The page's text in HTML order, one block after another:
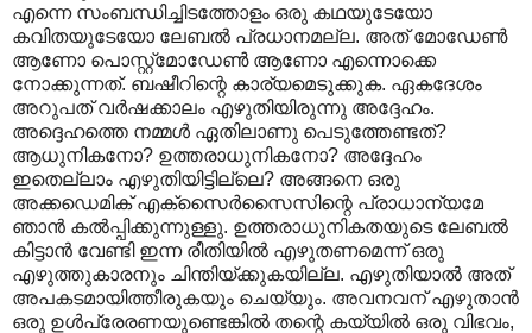
എന്നെ സംബന്ധിച്ചിടത്തോളം ഒരു കഥയുടേയോ
കവിതയുടേയോ ലേബല്‍ പ്രധാനമല്ല. അത് മോഡേണ്‍
ആണോ പൊസ്റ്റ്മോഡേണ്‍ ആണോ എന്നൊക്കെ
നോക്കുന്നത്. ബഷീറിന്റെ കാര്യമെടുക്കുക. ഏകദേശം
അറുപത് വര്‍ഷക്കാലം എഴുതിയിരുന്നു അദ്ദേഹം.
അദ്ദെഹത്തെ നമ്മള്‍ ഏതിലാണു പെടുത്തേണ്ടത്?
ആധുനികനോ? ഉത്തരാധുനികനോ? അദ്ദേഹം
ഇതെല്ലാം എഴുതിയിട്ടില്ലെ? അങ്ങനെ ഒരു
അക്കഡെമിക് എക്സൈര്‍സൈസിന്റെ പ്രാധാന്യമേ
ഞാന്‍ കല്‍പ്പിക്കുന്നുള്ളു. ഉത്തരാധുനികതയുടെ ലേബല്‍
കിട്ടാന്‍ വേണ്ടി ഇന്ന രീതിയില്‍ എഴുതണമെന്ന് ഒരു
എഴുത്തുകാരനും ചിന്തിയ്ക്കുകയില്ല. എഴുതിയാല്‍ അത്
അപകടമായിത്തീരുകയും ചെയ്യും. അവനവന് എഴുതാന്‍
ഒരു ഉള്‍പ്രേരണയുണ്ടെങ്കില്‍ തന്റെ കയ്യില്‍ ഒരു വിഭവം,